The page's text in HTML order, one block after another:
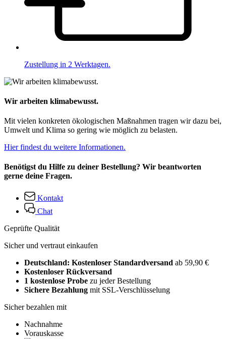
Zustellung in 2 Werktagen.
Wir arbeiten klimabewusst.
Mit vielen konkreten ökologischen Maßnahmen tragen wir dazu bei,
Umwelt und Klima so gering wie möglich zu belasten.
Hier findest du weitere Informationen.
Benötigst du Hilfe zu deiner Bestellung? Wir beantworten
gerne deine Fragen.
Kontakt
Chat
Geprüfte Qualität
Sicher und vertraut einkaufen
Deutschland: Kostenloser Standardversand ab 59,90 €
Kostenloser Rückversand
1 kostenlose Probe zu jeder Bestellung
Sichere Bezahlung mit SSL-Verschlüsselung
Sicher bezahlen mit
Nachnahme
Vorauskasse